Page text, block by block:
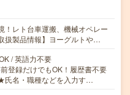
！レト台車運搬、機械オペレー
扱製品情報】ヨーグルトや…
/ 英語力不要
登録だけでもOK！履歴書不要
氏名・職種などを入力す…